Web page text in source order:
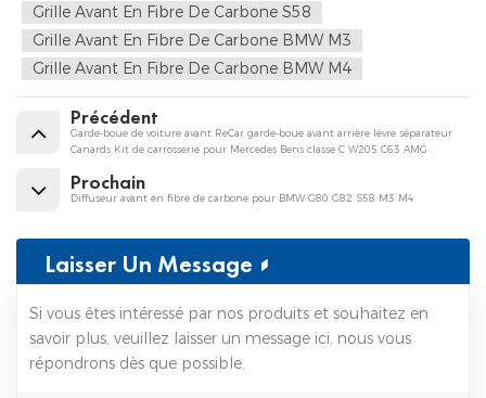
Grille Avant En Fibre De Carbone S58
Grille Avant En Fibre De Carbone BMW M3
Grille Avant En Fibre De Carbone BMW M4
Précédent
Garde-boue de voiture avant ReCar garde-boue avant arrière lèvre séparateur
Canards Kit de carrosserie pour Mercedes Bens classe C W205 C63 AMG
Prochain
Diffuseur avant en fibre de carbone pour BMW G80 G82 S58 M3 M4
Laisser Un Message
Si vous êtes intéressé par nos produits et souhaitez en
savoir plus, veuillez laisser un message ici, nous vous
répondrons dès que possible.